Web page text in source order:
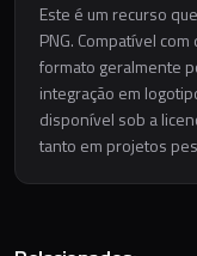
Este é um recurso
PNG. Compatível
formato geralmente
integração em
disponível sob a
tanto em projetos